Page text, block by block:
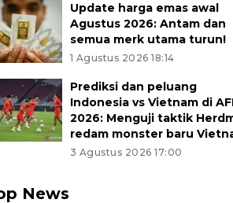
Update harga emas awal
Agustus 2026: Antam dan
semua merk utama turun!
1 Agustus 2026 18:14
Prediksi dan peluang
Indonesia vs Vietnam di
2026: Menguji taktik
redam monster baru
3 Agustus 2026 17:00
News